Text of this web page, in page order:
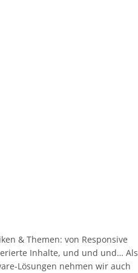
& Themen: von Responsive
Inhalte, und und und… Als
Lösungen nehmen wir auch